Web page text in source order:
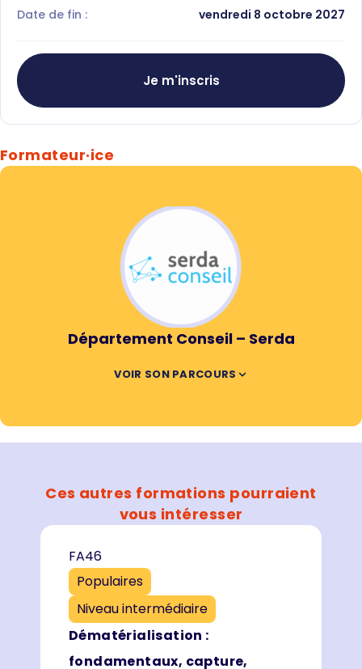
Date de fin :
vendredi 8 octobre 2027
Je m'inscris
Formateur·ice
Département Conseil – Serda
VOIR SON PARCOURS
Ces autres formations pourraient
vous intéresser
FA46
Populaires
Niveau intermédiaire
Dématérialisation :
fondamentaux, capture,